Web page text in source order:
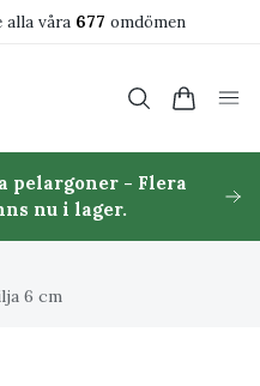
alla våra 677 omdömen
pelargoner - Flera
nu i lager.
6 cm